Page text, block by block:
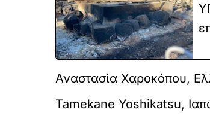
Αναστασία Χαροκόπου,
Tamekane Yoshikatsu,